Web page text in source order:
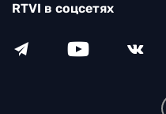
RTVI в соцсетях